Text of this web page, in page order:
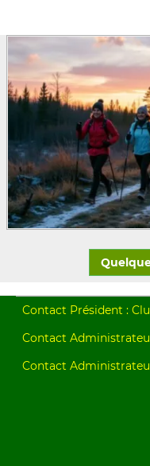
Contact Président :
Contact
Contact